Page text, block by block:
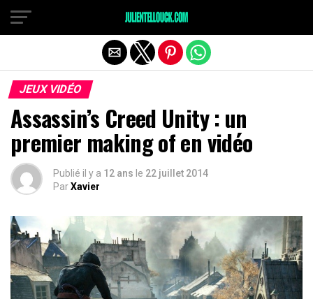
JEUX VIDÉO
Assassin’s Creed Unity : un
premier making of en vidéo
Publié il y a 12 ans le 22 juillet 2014
ParXavier